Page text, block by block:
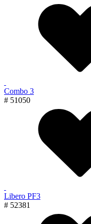
Combo 3
# 51050
Libero PF3
# 52381